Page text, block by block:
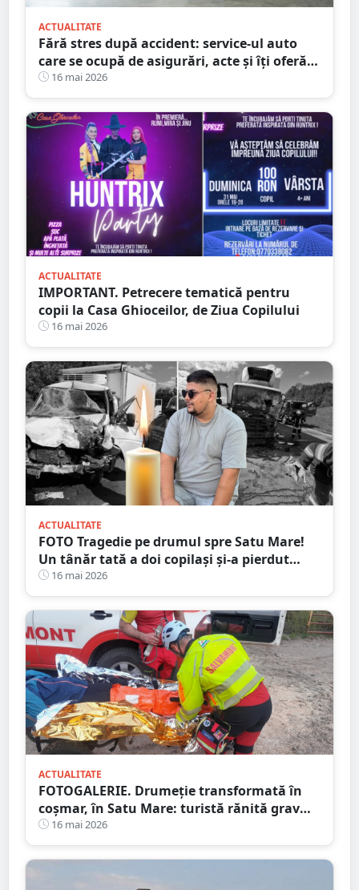
ACTUALITATE
Fără stres după accident: service-ul auto
care se ocupă de asigurări, acte și îți oferă
mașină la schimb
16 mai 2026
ACTUALITATE
IMPORTANT. Petrecere tematică pentru
copii la Casa Ghioceilor, de Ziua Copilului
16 mai 2026
ACTUALITATE
FOTO Tragedie pe drumul spre Satu Mare!
Un tânăr tată a doi copilași și-a pierdut
viața într-un accident cumplit
16 mai 2026
ACTUALITATE
FOTOGALERIE. Drumeție transformată în
coșmar, în Satu Mare: turistă rănită grav
după ce a alergat pe un traseu acoperit cu
frunze
16 mai 2026